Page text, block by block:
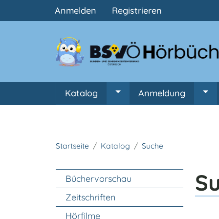
Benutzermenü
Anmelden Registrieren
Hauptnavigation
Katalog Untermenü von Katalog
Anmeldung
Startseite Katalog Suche
Unter Navigation
Büchervorschau
Zeitschriften
Hörfilme